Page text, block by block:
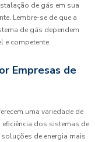
de gás em sua
Lembre-se de que a
de gás dependem
e competente.
Empresas de
uma variedade de
eficiência dos sistemas de
de energia mais